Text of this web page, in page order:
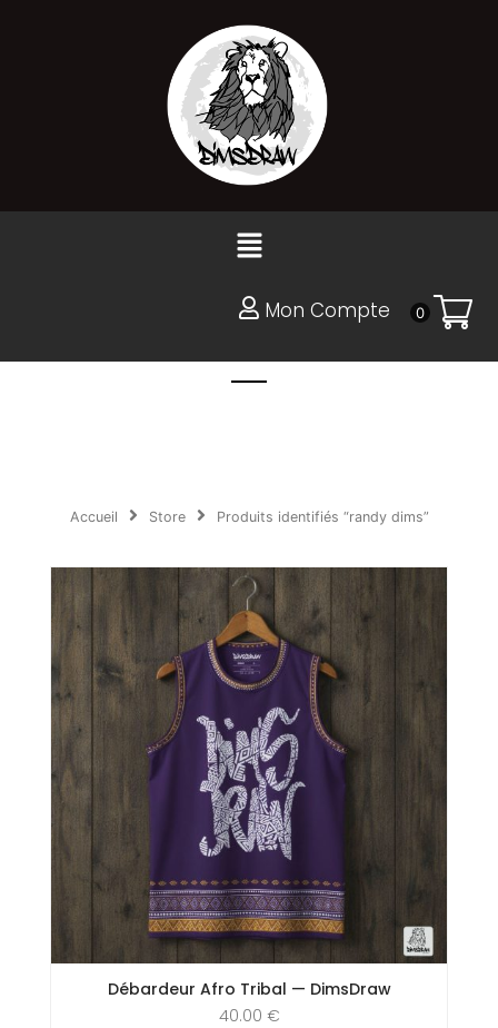
Menu
Mon Compte 0
Accueil Store Produits identifiés “randy dims”
Débardeur Afro Tribal — DimsDraw
40.00 €